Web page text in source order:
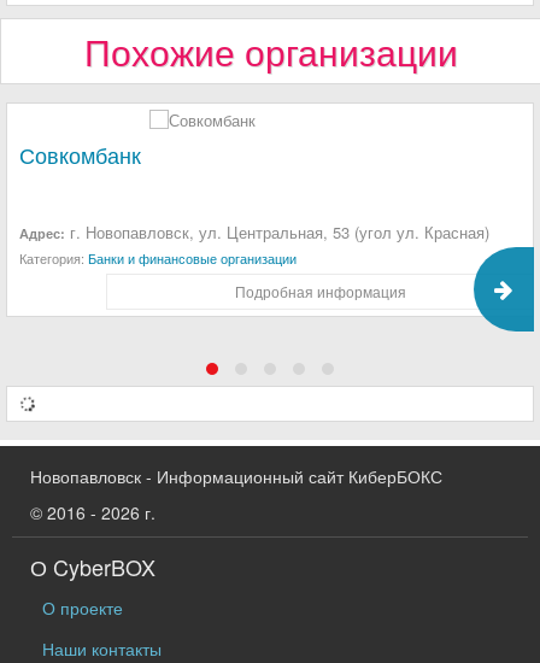
Похожие организации
Совкомбанк
Адрес: г. Новопавловск, ул. Центральная, 53 (угол ул. Красная)
Категория: Банки и финансовые организации
Подробная информация
Новопавловск - Информационный сайт КиберБОКС
© 2016 - 2026 г.
О CyberBOX
О проекте
Наши контакты